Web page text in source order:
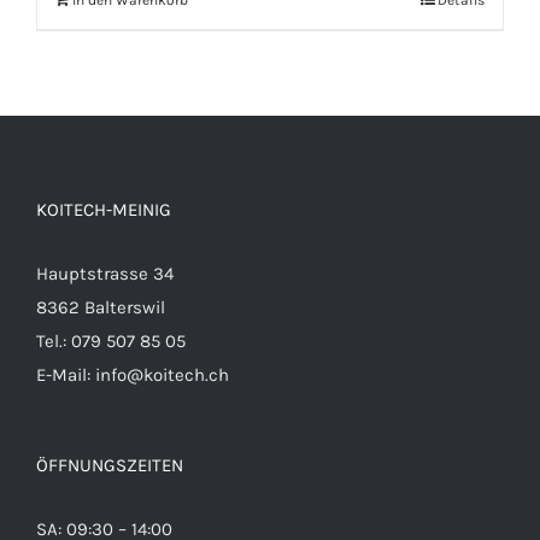
KOITECH-MEINIG
Hauptstrasse 34
8362 Balterswil
Tel.: 079 507 85 05
E-Mail: info@koitech.ch
ÖFFNUNGSZEITEN
SA: 09:30 – 14:00